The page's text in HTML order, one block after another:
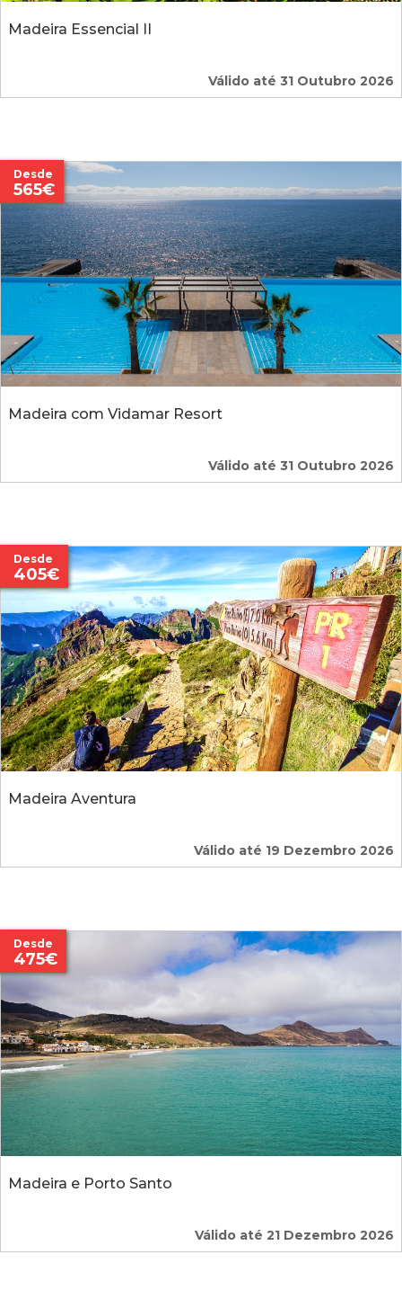
Madeira Essencial II
Válido até 31 Outubro 2026
Madeira com Vidamar Resort
Desde
565€
Válido até 31 Outubro 2026
Madeira Aventura
Desde
405€
Válido até 19 Dezembro 2026
Madeira e Porto Santo
Desde
475€
Válido até 21 Dezembro 2026